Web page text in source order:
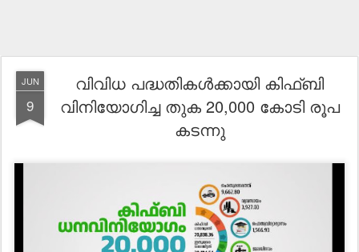
JUN
9
വിവിധ പദ്ധതികൾക്കായി കിഫ്ബി
വിനിയോഗിച്ച തുക 20,000 കോടി രൂപ
കടന്നു